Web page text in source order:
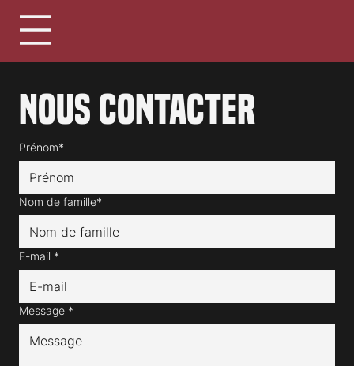
Nous contacter
Prénom*
Nom de famille*
E-mail *
Message *